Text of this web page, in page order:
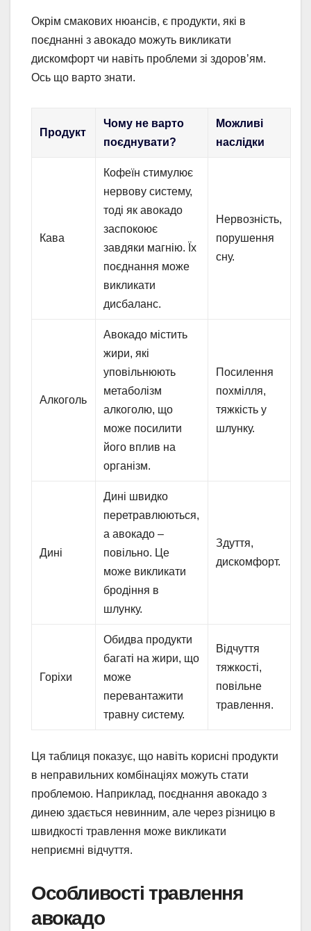
Окрім смакових нюансів, є продукти, які в
поєднанні з авокадо можуть викликати
дискомфорт чи навіть проблеми зі здоров’ям.
Ось що варто знати.
Продукт
Чому не варто
поєднувати?
Можливі
наслідки
Кава
Кофеїн стимулює
нервову систему,
тоді як авокадо
заспокоює
завдяки магнію. Їх
поєднання може
викликати
дисбаланс.
Нервозність,
порушення
сну.
Алкоголь
Авокадо містить
жири, які
уповільнюють
метаболізм
алкоголю, що
може посилити
його вплив на
організм.
Посилення
похмілля,
тяжкість у
шлунку.
Дині
Дині швидко
перетравлюються,
а авокадо –
повільно. Це
може викликати
бродіння в
шлунку.
Здуття,
дискомфорт.
Горіхи
Обидва продукти
багаті на жири, що
може
перевантажити
травну систему.
Відчуття
тяжкості,
повільне
травлення.
Ця таблиця показує, що навіть корисні продукти
в неправильних комбінаціях можуть стати
проблемою. Наприклад, поєднання авокадо з
динею здається невинним, але через різницю в
швидкості травлення може викликати
неприємні відчуття.
Особливості травлення
авокадо